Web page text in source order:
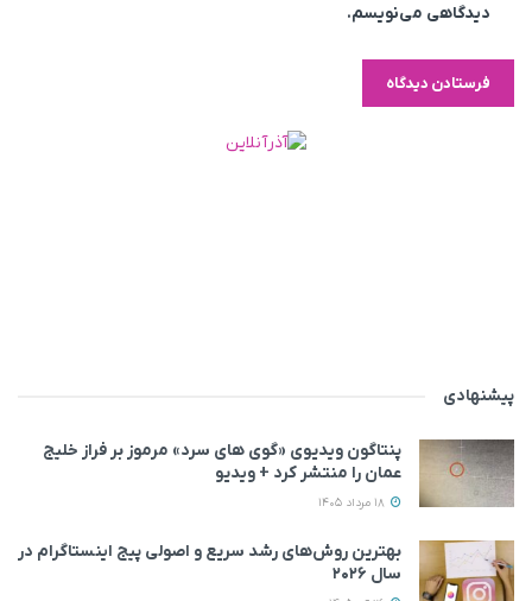
دیدگاهی می‌نویسم.
پیشنهادی
پنتاگون ویدیوی «گوی های سرد» مرموز بر فراز خلیج
عمان را منتشر کرد + ویدیو
بهترین روش‌های رشد سریع و اصولی پیج اینستاگرام در
سال ۲۰۲۶